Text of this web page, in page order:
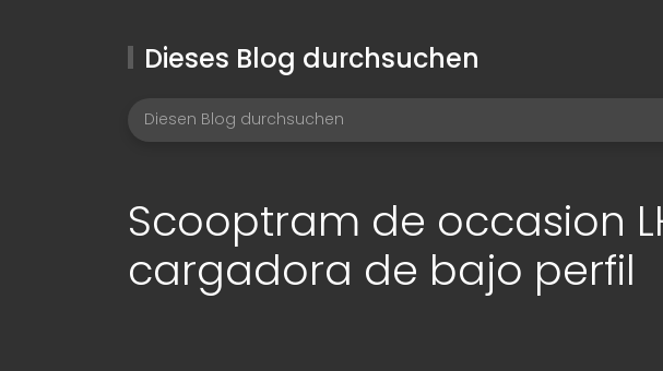
Dieses Blog durchsuchen
Scooptram de occasion
cargadora de bajo perfil